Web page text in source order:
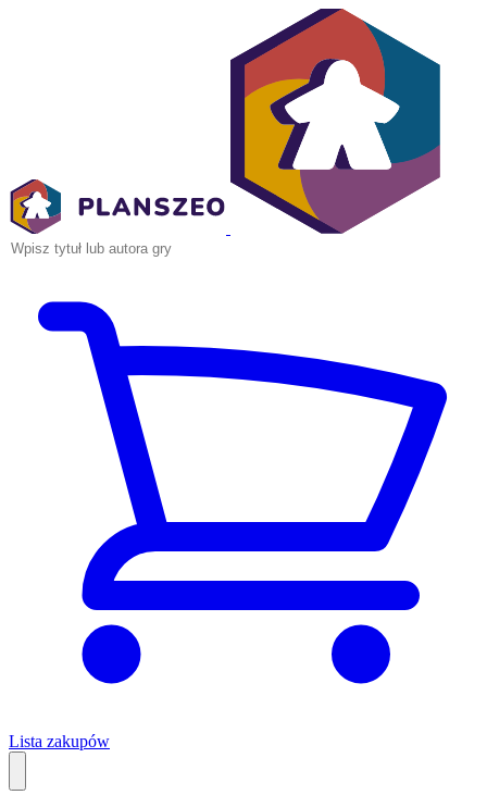
Lista zakupów